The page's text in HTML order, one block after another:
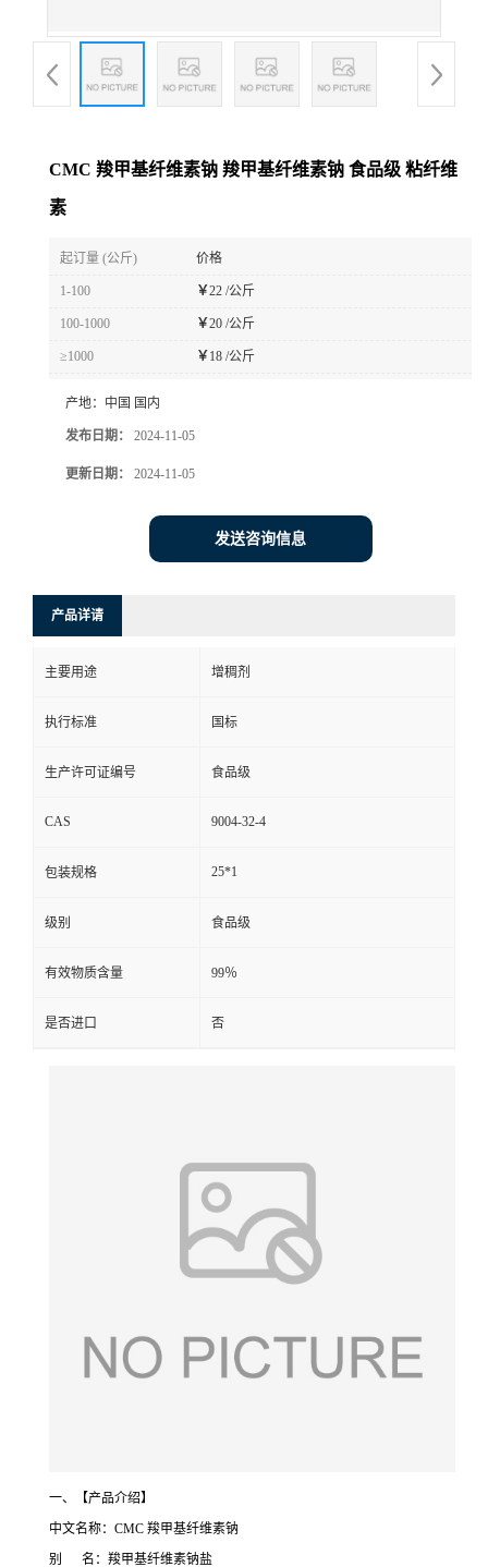
CMC 羧甲基纤维素钠 羧甲基纤维素钠 食品级 粘纤维
素
起订量 (公斤) 价格
1-100 ￥22 /公斤
100-1000 ￥20 /公斤
≥1000 ￥ 18 /公斤
产地： 中国 国内
发布日期： 2024-11-05
更新日期： 2024-11-05
发送咨询信息
产品详请
主要用途 增稠剂
执行标准 国标
生产许可证编号 食品级
CAS 9004-32-4
包装规格 25*1
级别 食品级
有效物质含量 99％
是否进口 否
一、【产品介绍】
中文名称：CMC 羧甲基纤维素钠
别 名：羧甲基纤维素钠盐